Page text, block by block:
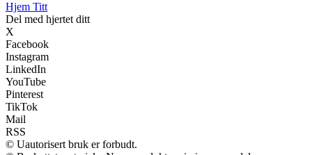
Hjem Titt
Del med hjertet ditt
X
Facebook
Instagram
LinkedIn
YouTube
Pinterest
TikTok
Mail
RSS
© Uautorisert bruk er forbudt.